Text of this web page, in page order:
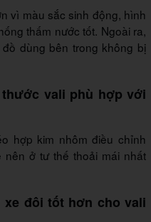
vì màu sắc sinh động, hình
thấm nước tốt. Ngoài ra,
dùng bên trong không bị
vali phù hợp với
hợp kim nhôm điều chỉnh
ở tư thế thoải mái nhất
xe đôi tốt hơn cho vali